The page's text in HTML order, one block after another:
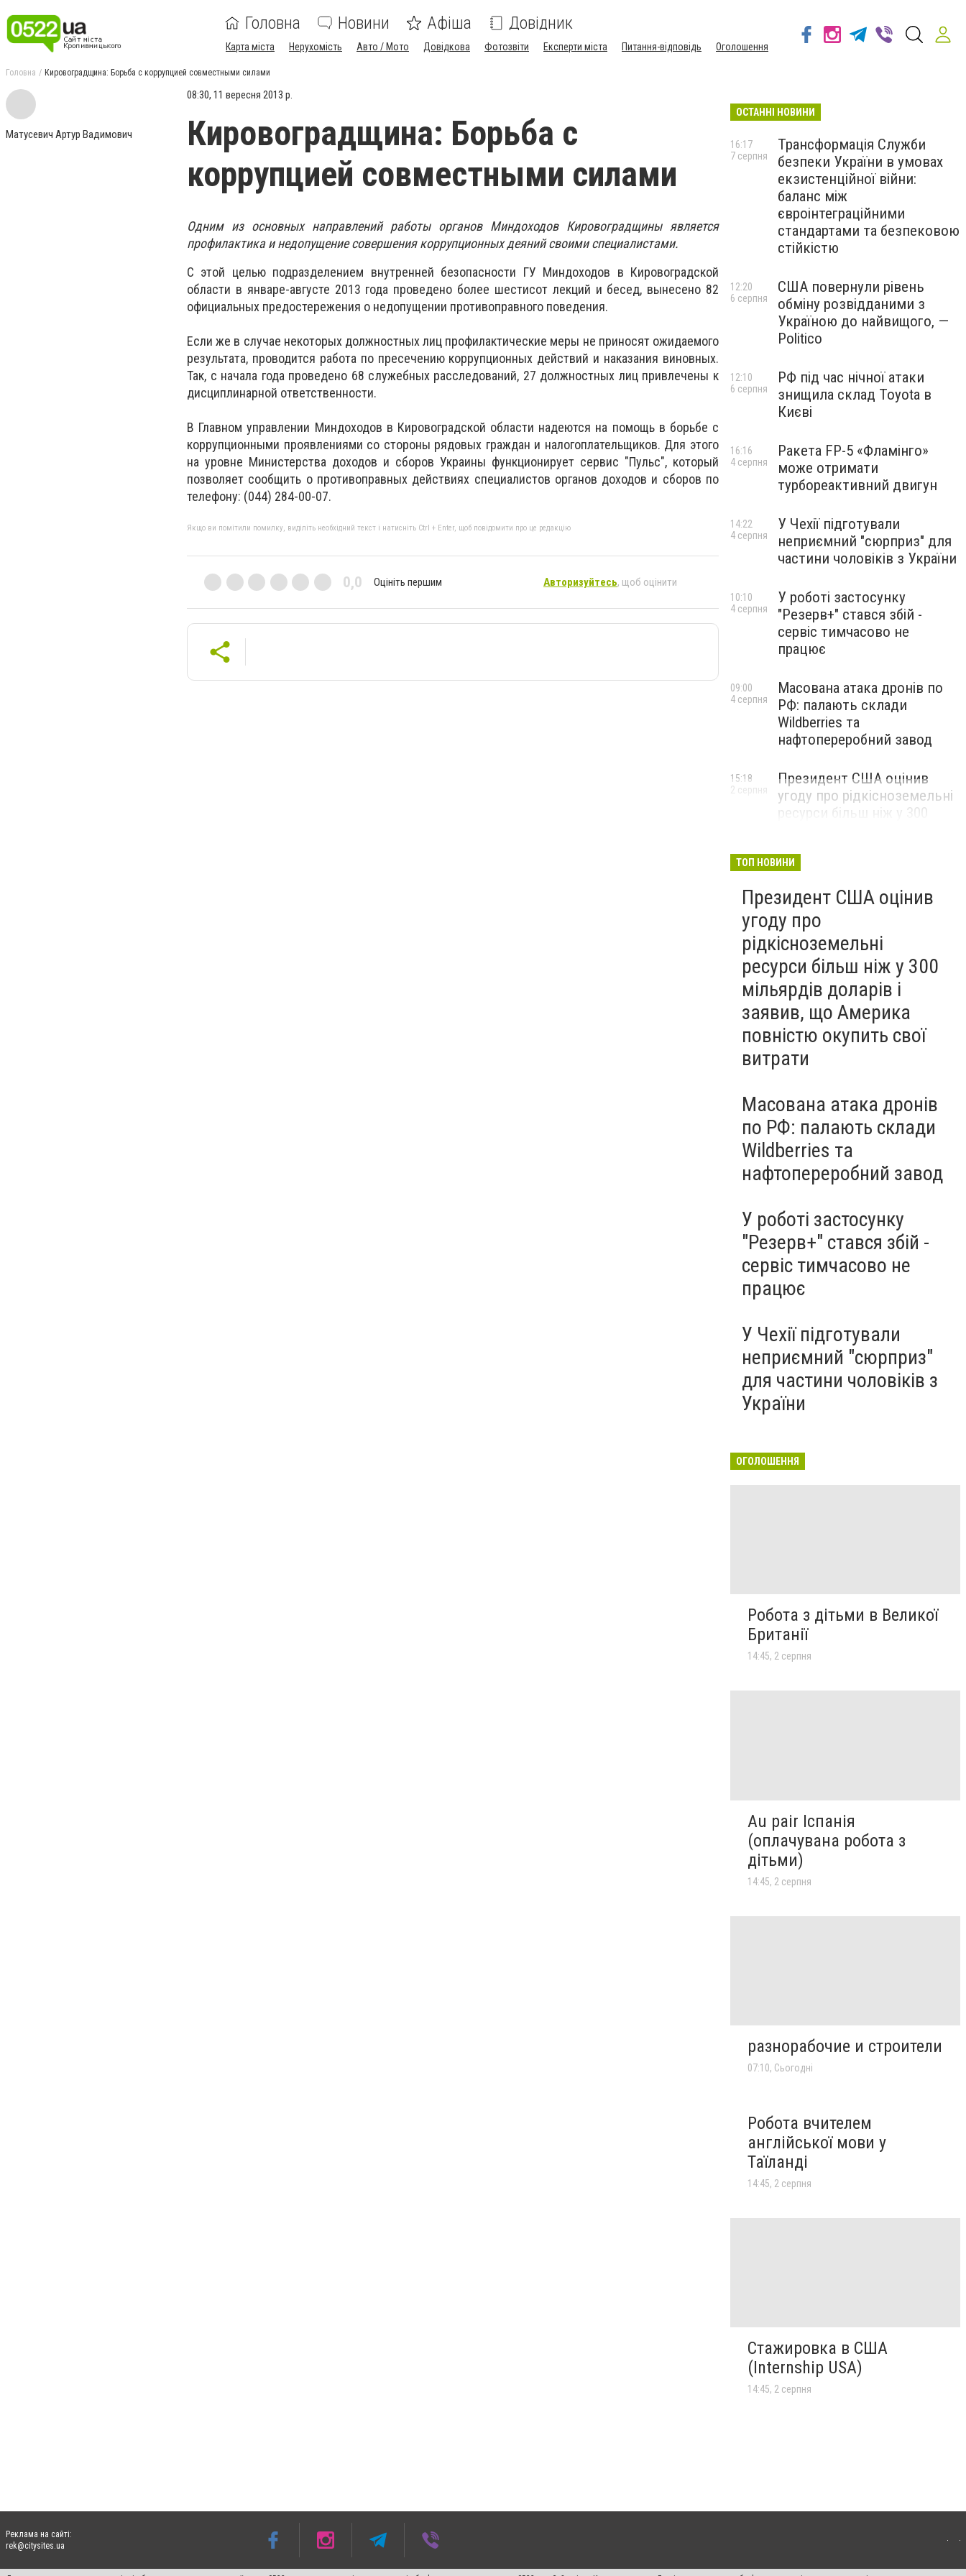
Головна Новини Афіша Довідник
Карта міста Нерухомість Авто / Мото Довідкова Фотозвіти Експерти міста Питання-відповідь Оголошення
Головна Кировоградщина: Борьба с коррупцией совместными силами
Матусевич Артур Вадимович
08:30, 11 вересня 2013 р.
Кировоградщина: Борьба с
коррупцией совместными силами
Одним из основных направлений работы органов Миндоходов Кировоградщины является
профилактика и недопущение совершения коррупционных деяний своими специалистами.
С этой целью подразделением внутренней безопасности ГУ Миндоходов в Кировоградской
области в январе-августе 2013 года проведено более шестисот лекций и бесед, вынесено 82
официальных предостережения о недопущении противоправного поведения.
Если же в случае некоторых должностных лиц профилактические меры не приносят ожидаемого
результата, проводится работа по пресечению коррупционных действий и наказания виновных.
Так, с начала года проведено 68 служебных расследований, 27 должностных лиц привлечены к
дисциплинарной ответственности.
В Главном управлении Миндоходов в Кировоградской области надеются на помощь в борьбе с
коррупционными проявлениями со стороны рядовых граждан и налогоплательщиков. Для этого
на уровне Министерства доходов и сборов Украины функционирует сервис "Пульс", который
позволяет сообщить о противоправных действиях специалистов органов доходов и сборов по
телефону: (044) 284-00-07.
Якщо ви помітили помилку, виділіть необхідний текст і натисніть Ctrl + Enter, щоб повідомити про це редакцію
0,0 Оцініть першим Авторизуйтесь, щоб оцінити
ОСТАННІ НОВИНИ
Трансформація Служби
безпеки України в умовах
екзистенційної війни:
баланс між
євроінтеграційними
стандартами та безпековою
стійкістю
16:17
7 серпня
США повернули рівень
обміну розвідданими з
Україною до найвищого, —
Politico
12:20
6 серпня
РФ під час нічної атаки
знищила склад Toyota в
Києві
12:10
6 серпня
Ракета FP-5 «Фламінго»
може отримати
турбореактивний двигун
16:16
4 серпня
У Чехії підготували
неприємний "сюрприз" для
частини чоловіків з України
14:22
4 серпня
У роботі застосунку
"Резерв+" стався збій -
сервіс тимчасово не
працює
10:10
4 серпня
Масована атака дронів по
РФ: палають склади
Wildberries та
нафтопереробний завод
09:00
4 серпня
Президент США оцінив
угоду про рідкісноземельні
ресурси більш ніж у 300
окупить свої витрати
15:18
2 серпня
ТОП НОВИНИ
Президент США оцінив
угоду про
рідкісноземельні
ресурси більш ніж у 300
мільярдів доларів і
заявив, що Америка
повністю окупить свої
витрати
Масована атака дронів
по РФ: палають склади
Wildberries та
нафтопереробний завод
У роботі застосунку
"Резерв+" стався збій -
сервіс тимчасово не
працює
У Чехії підготували
неприємний "сюрприз"
для частини чоловіків з
України
ОГОЛОШЕННЯ
Робота з дітьми в Великої
Британії
14:45, 2 серпня
Au pair Іспанія
(оплачувана робота з
дітьми)
14:45, 2 серпня
разнорабочие и строители
07:10, Сьогодні
Робота вчителем
англійської мови у
Таїланді
14:45, 2 серпня
Стажировка в США
(Internship USA)
14:45, 2 серпня
Реклама на сайті:
rek@citysites.ua